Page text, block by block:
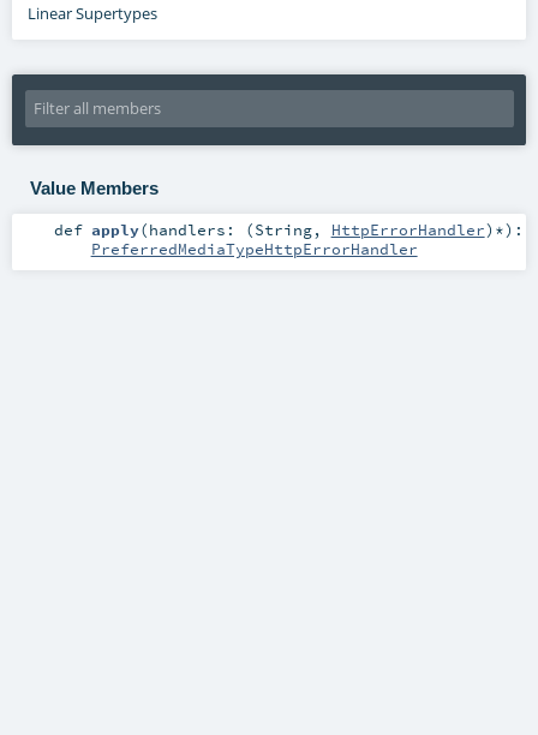
Linear Supertypes
Value Members
def apply(handlers: (String, HttpErrorHandler)*) :
PreferredMediaTypeHttpErrorHandler